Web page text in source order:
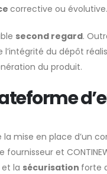
corrective ou évolutive.
second regard.
du dépôt
du produit.
mise en place d’un
et
la sécurisation forte